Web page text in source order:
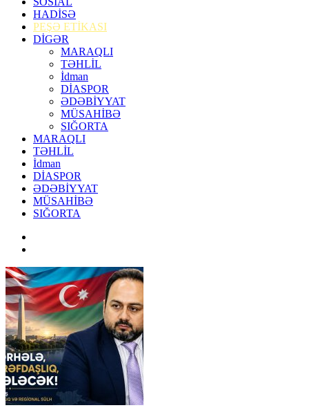
HADİSƏ
PEŞƏ ETİKASI
DİGƏR
MARAQLI
TƏHLİL
İdman
DİASPOR
ƏDƏBİYYAT
MÜSAHİBƏ
SIĞORTA
MARAQLI
TƏHLİL
İdman
DİASPOR
ƏDƏBİYYAT
MÜSAHİBƏ
SIĞORTA